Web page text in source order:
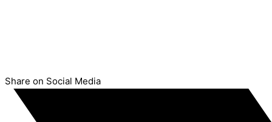
Share on Social Media